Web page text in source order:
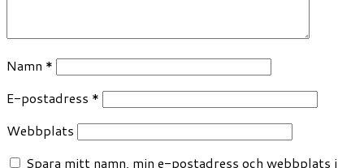
Namn *
E-postadress *
Webbplats
Spara mitt namn, min e-postadress och webbplats i